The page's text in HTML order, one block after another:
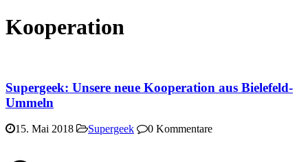
Kooperation
Supergeek: Unsere neue Kooperation aus Bielefeld-
Ummeln
15. Mai 2018 Supergeek 0 Kommentare